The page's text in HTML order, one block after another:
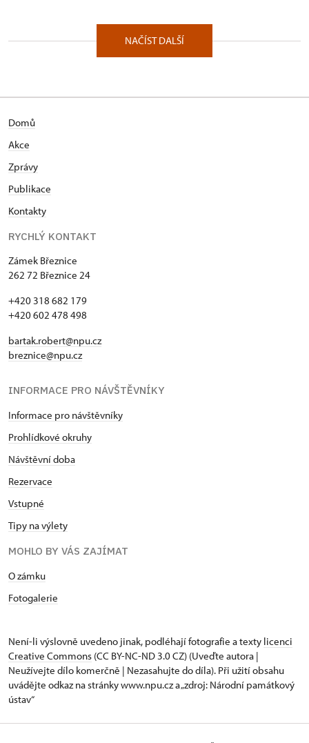
NAČÍST DALŠÍ
Domů
Akce
Zprávy
Publikace
Kontakty
RYCHLÝ KONTAKT
Zámek Březnice
262 72 Březnice 24
+420 318 682 179
+420 602 478 498
bartak.robert@npu.cz
breznice@npu.cz
INFORMACE PRO NÁVŠTĚVNÍKY
Informace pro návštěvníky
Prohlídkové okruhy
Návštěvní doba
Rezervace
Vstupné
Tipy na výlety
MOHLO BY VÁS ZAJÍMAT
O zámku
Fotogalerie
Není-li výslovně uvedeno jinak, podléhají fotografie a texty licenci
Creative Commons (CC BY-NC-ND 3.0 CZ) (Uveďte autora |
Neužívejte dílo komerčně | Nezasahujte do díla). Při užití obsahu
uvádějte odkaz na stránky www.npu.cz a „zdroj: Národní památkový
ústav“